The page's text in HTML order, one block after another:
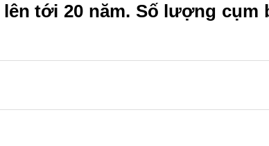
tới 20 năm. Số lượng